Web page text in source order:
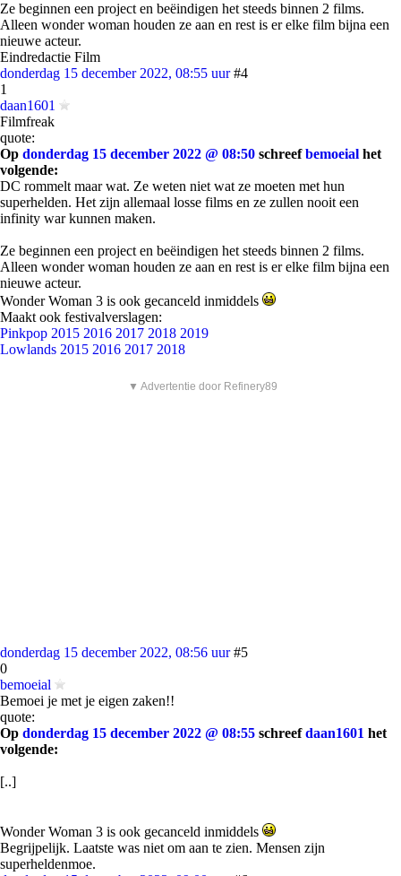
Ze beginnen een project en beëindigen het steeds binnen 2 films.
Alleen wonder woman houden ze aan en rest is er elke film bijna een
nieuwe acteur.
Eindredactie Film
donderdag 15 december 2022, 08:55 uur #4
1
daan1601
Filmfreak
quote:
Op donderdag 15 december 2022 @ 08:50 schreefbemoeial het
volgende:
DC rommelt maar wat. Ze weten niet wat ze moeten met hun
superhelden. Het zijn allemaal losse films en ze zullen nooit een
infinity war kunnen maken.
Ze beginnen een project en beëindigen het steeds binnen 2 films.
Alleen wonder woman houden ze aan en rest is er elke film bijna een
nieuwe acteur.
Wonder Woman 3 is ook gecanceld inmiddels
Maakt ook festivalverslagen:
Pinkpop 2015 2016 2017 2018 2019
Lowlands 2015 2016 2017 2018
▼ Advertentie door Refinery89
donderdag 15 december 2022, 08:56 uur #5
0
bemoeial
Bemoei je met je eigen zaken!!
quote:
Op donderdag 15 december 2022 @ 08:55 schreefdaan1601 het
volgende:
[..]
Wonder Woman 3 is ook gecanceld inmiddels
Begrijpelijk. Laatste was niet om aan te zien. Mensen zijn
superheldenmoe.